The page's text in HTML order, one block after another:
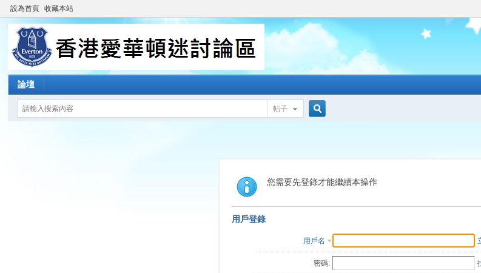
設為首頁 收藏本站
論壇
帖子
索
您需要先登錄才能繼續本操作
用戶登錄
用戶名
密碼: